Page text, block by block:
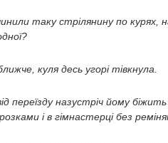
таку стрілянину по курях,
куля десь угорі тівкнула.
переїзду назустріч йому
і в гімнастерці без